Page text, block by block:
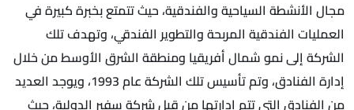
مجال الأنشطة السياحية والفندقية، حيث تتمتع بخبرة كبيرة في
العمليات الفندقية المربحة والتطوير الفندقي، وتهدف تلك
الشركة إلى نمو شمال أفريقيا ومنطقة الشرق الأوسط من خلال
إدارة الفنادق، وتم تأسيس تلك الشركة عام 1993، ويوجد العديد
من الفنادق التي تتم إدارتها من قبل شركة سفير الدولية، حيث